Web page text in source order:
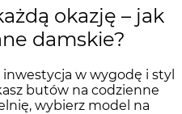
okazję – jak
damskie?
w wygodę i styl
butów na codzienne
wybierz model na